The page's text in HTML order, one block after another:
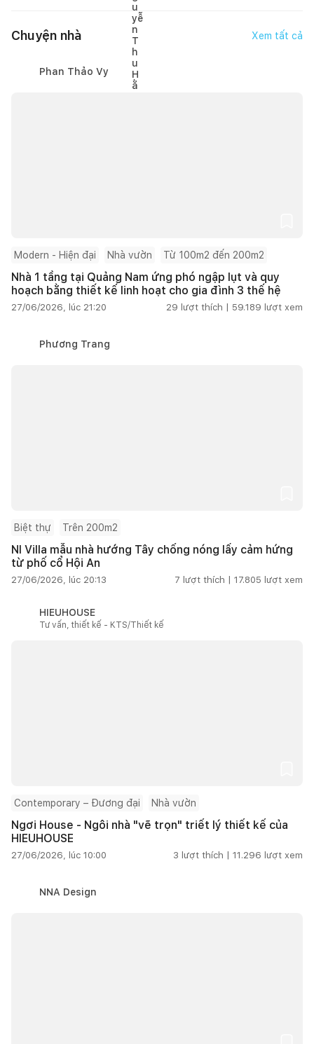
Chuyện nhà Xem tất cả
Phan Thảo Vy
Modern - Hiện đại Nhà vườn Từ 100m2 đến 200m2
Nhà 1 tầng tại Quảng Nam ứng phó ngập lụt và quy
hoạch bằng thiết kế linh hoạt cho gia đình 3 thế hệ
27/06/2026, lúc 21:20 29 lượt thích | 59.189 lượt xem
Phương Trang
Biệt thự Trên 200m2
NI Villa mẫu nhà hướng Tây chống nóng lấy cảm hứng
từ phố cổ Hội An
27/06/2026, lúc 20:13 7 lượt thích | 17.805 lượt xem
HIEUHOUSE
Tư vấn, thiết kế - KTS/Thiết kế
Contemporary – Đương đại Nhà vườn
Ngơi House - Ngôi nhà "vẽ trọn" triết lý thiết kế của
HIEUHOUSE
27/06/2026, lúc 10:00 3 lượt thích | 11.296 lượt xem
NNA Design